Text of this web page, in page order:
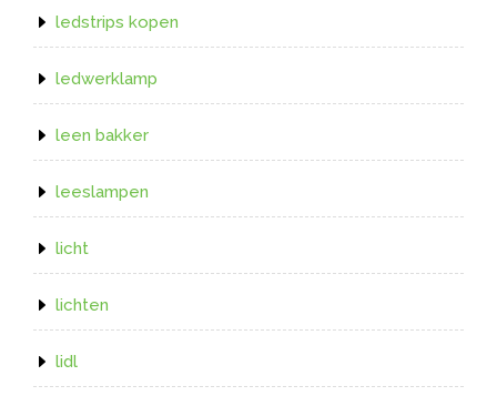
ledstrips kopen
ledwerklamp
leen bakker
leeslampen
licht
lichten
lidl